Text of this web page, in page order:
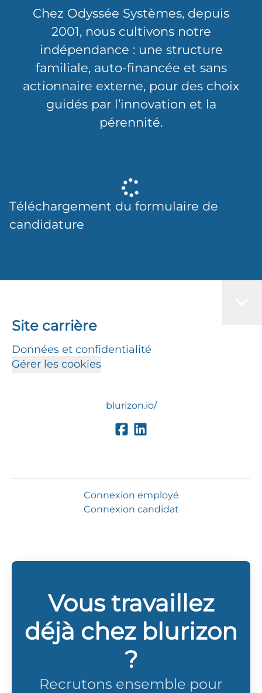
Chez Odyssée Systèmes, depuis
2001, nous cultivons notre
indépendance : une structure
familiale, auto-financée et sans
actionnaire externe, pour des choix
guidés par l’innovation et la
pérennité.
Téléchargement du formulaire de
candidature
Site carrière
Données et confidentialité
Gérer les cookies
blurizon.io/
Connexion employé
Connexion candidat
Vous travaillez
déjà chez blurizon
?
Recrutons ensemble pour